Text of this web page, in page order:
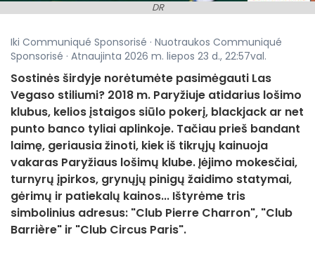
DR
Iki Communiqué Sponsorisé · Nuotraukos Communiqué
Sponsorisé · Atnaujinta 2026 m. liepos 23 d., 22:57val.
Sostinės širdyje norėtumėte pasimėgauti Las
Vegaso stiliumi? 2018 m. Paryžiuje atidarius lošimo
klubus, kelios įstaigos siūlo pokerį, blackjack ar net
punto banco tyliai aplinkoje. Tačiau prieš bandant
laimę, geriausia žinoti, kiek iš tikrųjų kainuoja
vakaras Paryžiaus lošimų klube. Įėjimo mokesčiai,
turnyrų įpirkos, grynųjų pinigų žaidimo statymai,
gėrimų ir patiekalų kainos... Ištyrėme tris
simbolinius adresus: "Club Pierre Charron", "Club
Barrière" ir "Club Circus Paris".